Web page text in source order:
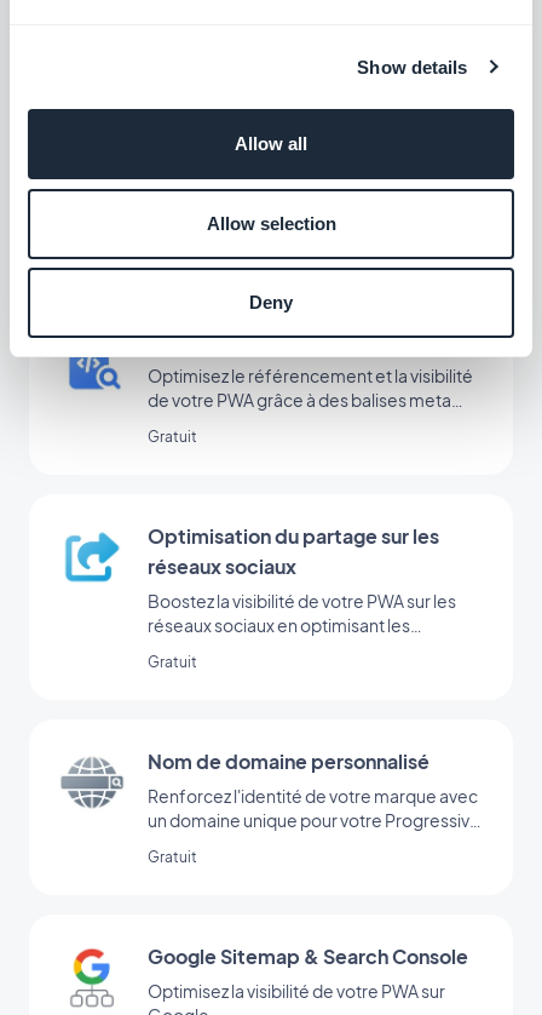
Show details
Allow all
Allow selection
Deny
Hors-ligne
Le contenu de votre app disponible même
Meta Title & Meta Description
Optimisez le référencement et la visibilité
de votre PWA grâce à des balises meta
Gratuit
Optimisation du partage sur les
réseaux sociaux
Boostez la visibilité de votre PWA sur les
réseaux sociaux en optimisant les
Gratuit
Nom de domaine personnalisé
Renforcez l'identité de votre marque avec
un domaine unique pour votre Progressive
Gratuit
Google Sitemap & Search Console
Optimisez la visibilité de votre PWA sur